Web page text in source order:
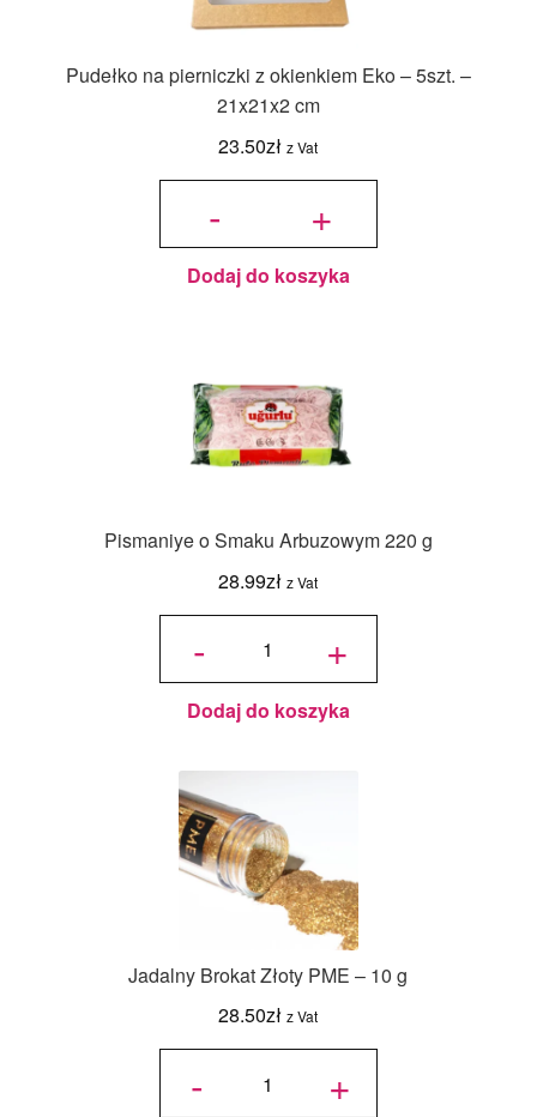
Pudełko na pierniczki z okienkiem Eko – 5szt. –
21x21x2 cm
23.50zł z Vat
-
ilość
pierniczki
okienkiem
Eko -
5szt. -
cm
+
Dodaj do koszyka
Pismaniye o Smaku Arbuzowym 220 g
28.99zł z Vat
-
ilość
Arbuzowym
220 g +
Dodaj do koszyka
Jadalny Brokat Złoty PME – 10 g
28.50zł z Vat
-
ilość
Złoty
PME -
10 g +